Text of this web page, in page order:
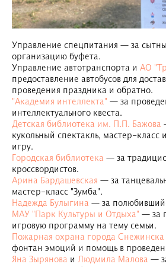
Управление спецпитания — за
организацию буфета.
Управление автотранспорта и АО
предоставление автобусов для
проведения праздника и обратно.
"Академия интеллекта" — за
интеллектуального квеста.
Детская библиотека им. П.П. Бажова
кукольный спектакль, мастер-класс
игру.
Городская библиотека — за
кроссвордистов.
Арина Бардашевская — за
мастер-класс "Зумба".
Надежда Булыгина — за
МАУ "Парк Культуры и Отдыха" — за
игровую программу на тему семьи.
Пожарная охрана города Снежинска
фонтан эмоций и помощь в
Яна Зырянова и Людмила Малова —